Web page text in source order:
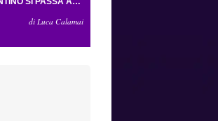
CON IL
di Luca Calamai